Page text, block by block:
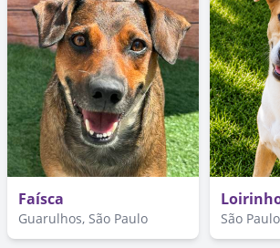
Faísca
Guarulhos, São Paulo São